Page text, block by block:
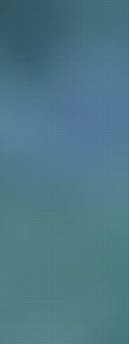
す特別な日
問